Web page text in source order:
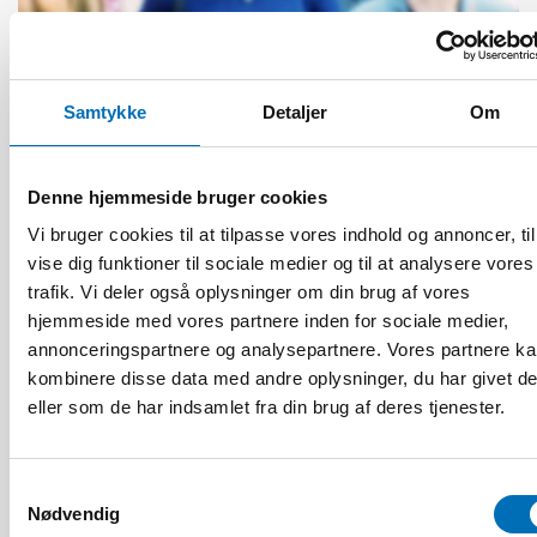
Samtykke Detaljer Om
Denne hjemmeside bruger cookies
Vi bruger cookies til at tilpasse vores indhold og annoncer,
vise dig funktioner til sociale medier og til at analysere vores
trafik. Vi deler også oplysninger om din brug af vores
hjemmeside med vores partnere inden for sociale medier,
annonceringspartnere og analysepartnere. Vores partnere
kombinere disse data med andre oplysninger, du har givet
eller som de har indsamlet fra din brug af deres tjenester.
Nødvendig
3 apr 2023
Join the discussion about the Nordic welfare